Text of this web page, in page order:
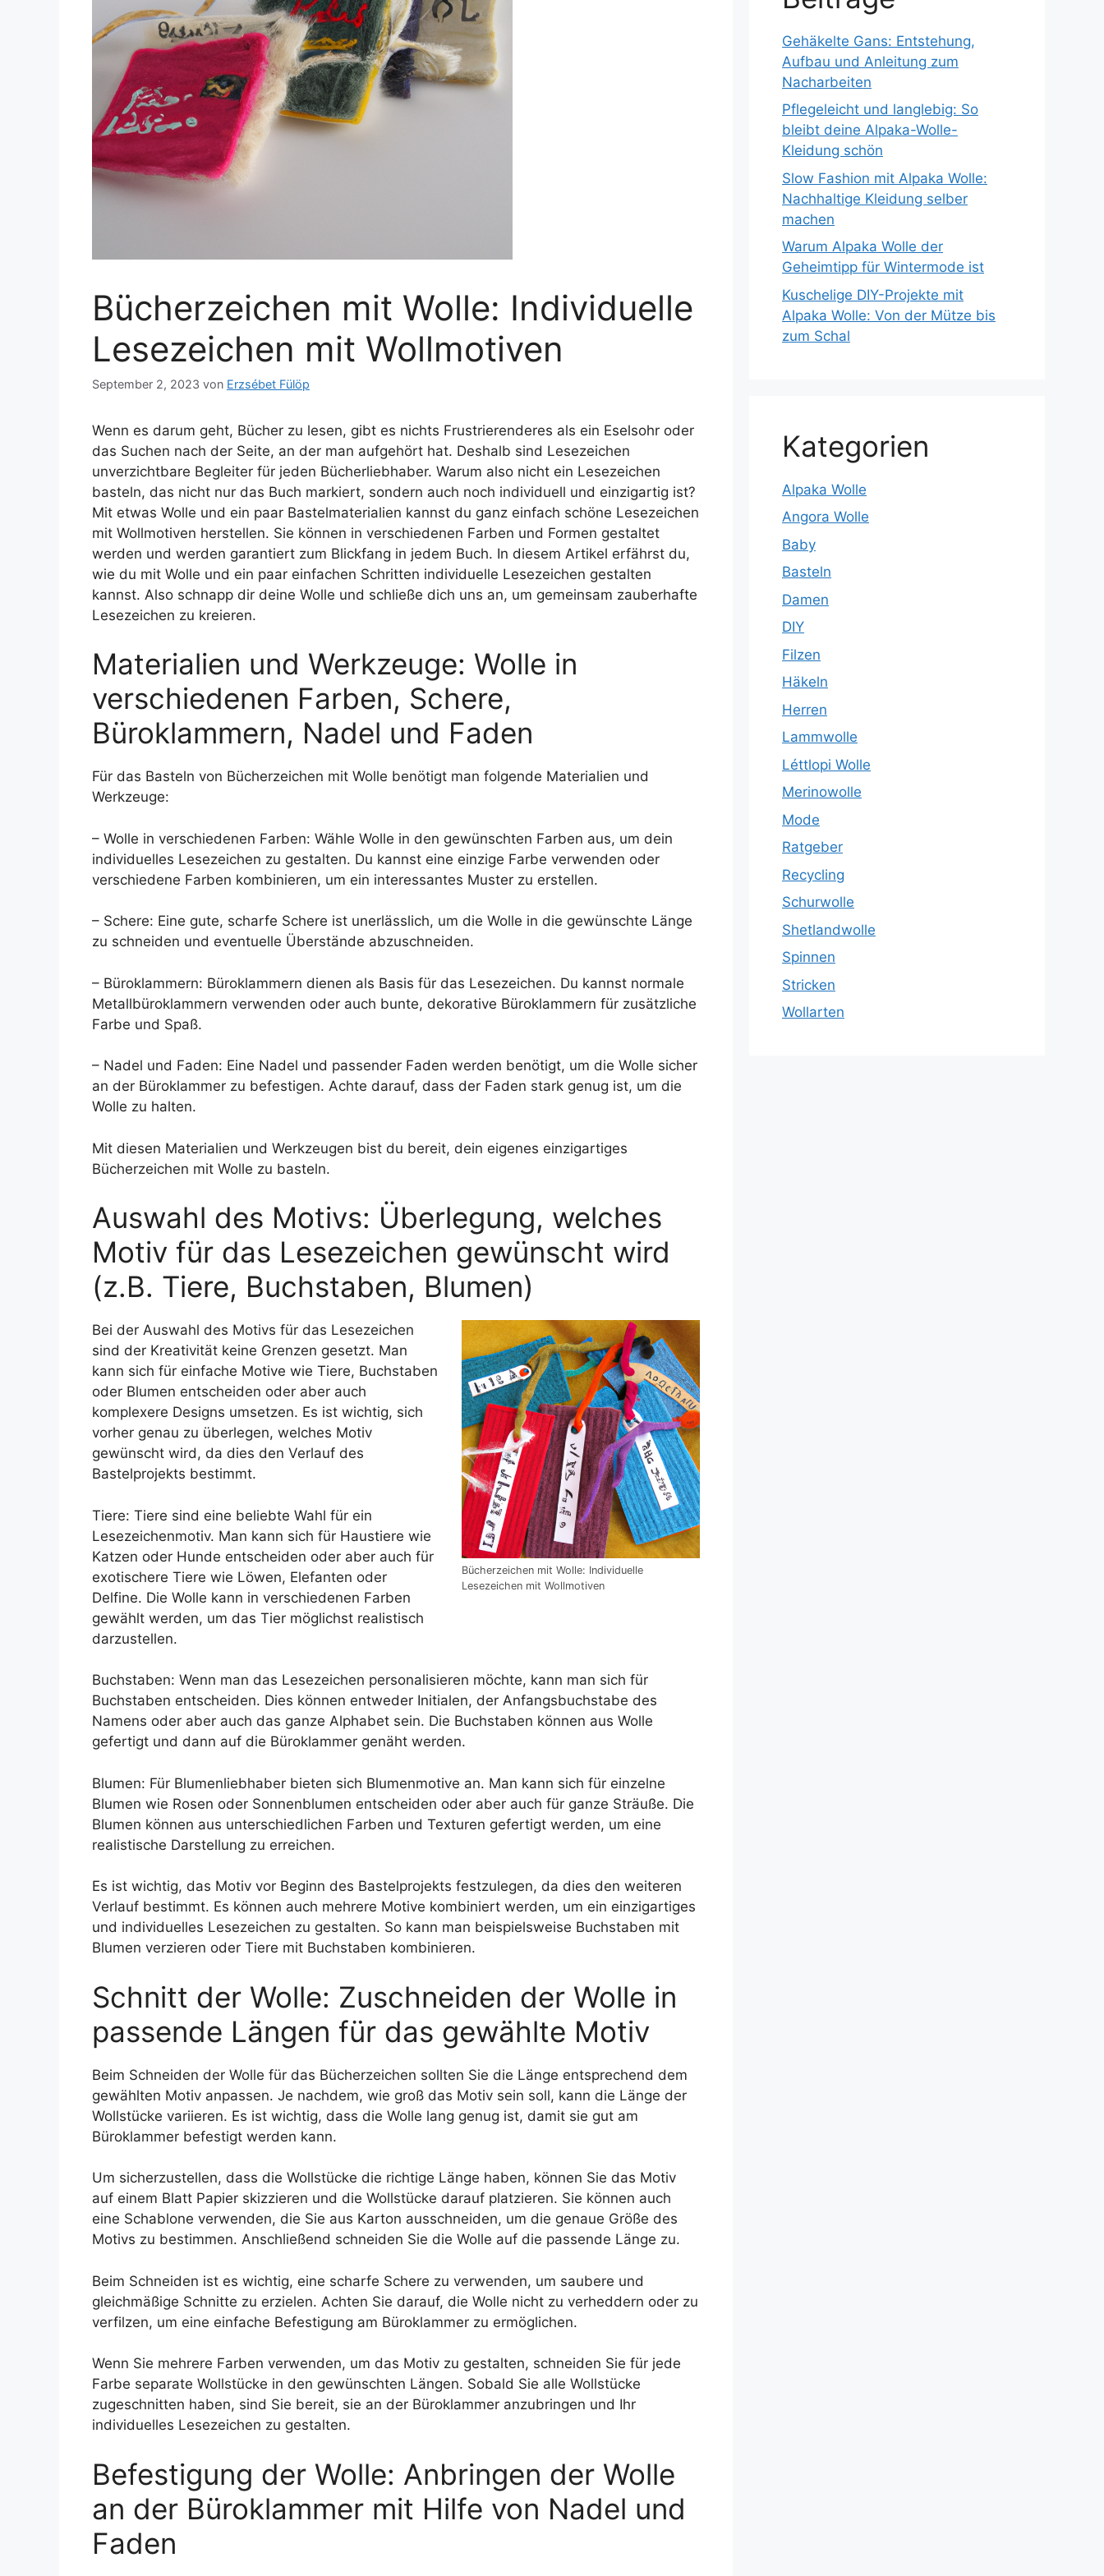
Bücherzeichen mit Wolle: Individuelle
Lesezeichen mit Wollmotiven
September 2, 2023 von Erzsébet Fülöp
Wenn es darum geht, Bücher zu lesen, gibt es nichts Frustrierenderes als ein Eselsohr oder
das Suchen nach der Seite, an der man aufgehört hat. Deshalb sind Lesezeichen
unverzichtbare Begleiter für jeden Bücherliebhaber. Warum also nicht ein Lesezeichen
basteln, das nicht nur das Buch markiert, sondern auch noch individuell und einzigartig ist?
Mit etwas Wolle und ein paar Bastelmaterialien kannst du ganz einfach schöne Lesezeichen
mit Wollmotiven herstellen. Sie können in verschiedenen Farben und Formen gestaltet
werden und werden garantiert zum Blickfang in jedem Buch. In diesem Artikel erfährst du,
wie du mit Wolle und ein paar einfachen Schritten individuelle Lesezeichen gestalten
kannst. Also schnapp dir deine Wolle und schließe dich uns an, um gemeinsam zauberhafte
Lesezeichen zu kreieren.
Materialien und Werkzeuge: Wolle in
verschiedenen Farben, Schere,
Büroklammern, Nadel und Faden
Für das Basteln von Bücherzeichen mit Wolle benötigt man folgende Materialien und
Werkzeuge:
– Wolle in verschiedenen Farben: Wähle Wolle in den gewünschten Farben aus, um dein
individuelles Lesezeichen zu gestalten. Du kannst eine einzige Farbe verwenden oder
verschiedene Farben kombinieren, um ein interessantes Muster zu erstellen.
– Schere: Eine gute, scharfe Schere ist unerlässlich, um die Wolle in die gewünschte Länge
zu schneiden und eventuelle Überstände abzuschneiden.
– Büroklammern: Büroklammern dienen als Basis für das Lesezeichen. Du kannst normale
Metallbüroklammern verwenden oder auch bunte, dekorative Büroklammern für zusätzliche
Farbe und Spaß.
– Nadel und Faden: Eine Nadel und passender Faden werden benötigt, um die Wolle sicher
an der Büroklammer zu befestigen. Achte darauf, dass der Faden stark genug ist, um die
Wolle zu halten.
Mit diesen Materialien und Werkzeugen bist du bereit, dein eigenes einzigartiges
Bücherzeichen mit Wolle zu basteln.
Auswahl des Motivs: Überlegung, welches
Motiv für das Lesezeichen gewünscht wird
(z.B. Tiere, Buchstaben, Blumen)
Bücherzeichen mit Wolle: Individuelle
Lesezeichen mit Wollmotiven
Bei der Auswahl des Motivs für das Lesezeichen
sind der Kreativität keine Grenzen gesetzt. Man
kann sich für einfache Motive wie Tiere, Buchstaben
oder Blumen entscheiden oder aber auch
komplexere Designs umsetzen. Es ist wichtig, sich
vorher genau zu überlegen, welches Motiv
gewünscht wird, da dies den Verlauf des
Bastelprojekts bestimmt.
Tiere: Tiere sind eine beliebte Wahl für ein
Lesezeichenmotiv. Man kann sich für Haustiere wie
Katzen oder Hunde entscheiden oder aber auch für
exotischere Tiere wie Löwen, Elefanten oder
Delfine. Die Wolle kann in verschiedenen Farben
gewählt werden, um das Tier möglichst realistisch
darzustellen.
Buchstaben: Wenn man das Lesezeichen personalisieren möchte, kann man sich für
Buchstaben entscheiden. Dies können entweder Initialen, der Anfangsbuchstabe des
Namens oder aber auch das ganze Alphabet sein. Die Buchstaben können aus Wolle
gefertigt und dann auf die Büroklammer genäht werden.
Blumen: Für Blumenliebhaber bieten sich Blumenmotive an. Man kann sich für einzelne
Blumen wie Rosen oder Sonnenblumen entscheiden oder aber auch für ganze Sträuße. Die
Blumen können aus unterschiedlichen Farben und Texturen gefertigt werden, um eine
realistische Darstellung zu erreichen.
Es ist wichtig, das Motiv vor Beginn des Bastelprojekts festzulegen, da dies den weiteren
Verlauf bestimmt. Es können auch mehrere Motive kombiniert werden, um ein einzigartiges
und individuelles Lesezeichen zu gestalten. So kann man beispielsweise Buchstaben mit
Blumen verzieren oder Tiere mit Buchstaben kombinieren.
Schnitt der Wolle: Zuschneiden der Wolle in
passende Längen für das gewählte Motiv
Beim Schneiden der Wolle für das Bücherzeichen sollten Sie die Länge entsprechend dem
gewählten Motiv anpassen. Je nachdem, wie groß das Motiv sein soll, kann die Länge der
Wollstücke variieren. Es ist wichtig, dass die Wolle lang genug ist, damit sie gut am
Büroklammer befestigt werden kann.
Um sicherzustellen, dass die Wollstücke die richtige Länge haben, können Sie das Motiv
auf einem Blatt Papier skizzieren und die Wollstücke darauf platzieren. Sie können auch
eine Schablone verwenden, die Sie aus Karton ausschneiden, um die genaue Größe des
Motivs zu bestimmen. Anschließend schneiden Sie die Wolle auf die passende Länge zu.
Beim Schneiden ist es wichtig, eine scharfe Schere zu verwenden, um saubere und
gleichmäßige Schnitte zu erzielen. Achten Sie darauf, die Wolle nicht zu verheddern oder zu
verfilzen, um eine einfache Befestigung am Büroklammer zu ermöglichen.
Wenn Sie mehrere Farben verwenden, um das Motiv zu gestalten, schneiden Sie für jede
Farbe separate Wollstücke in den gewünschten Längen. Sobald Sie alle Wollstücke
zugeschnitten haben, sind Sie bereit, sie an der Büroklammer anzubringen und Ihr
individuelles Lesezeichen zu gestalten.
Befestigung der Wolle: Anbringen der Wolle
an der Büroklammer mit Hilfe von Nadel und
Faden
Gehäkelte Gans: Entstehung,
Aufbau und Anleitung zum
Nacharbeiten
Pflegeleicht und langlebig: So
bleibt deine Alpaka-Wolle-
Kleidung schön
Slow Fashion mit Alpaka Wolle:
Nachhaltige Kleidung selber
machen
Warum Alpaka Wolle der
Geheimtipp für Wintermode ist
Kuschelige DIY-Projekte mit
Alpaka Wolle: Von der Mütze bis
zum Schal
Kategorien
Alpaka Wolle
Angora Wolle
Baby
Basteln
Damen
DIY
Filzen
Häkeln
Herren
Lammwolle
Léttlopi Wolle
Merinowolle
Mode
Ratgeber
Recycling
Schurwolle
Shetlandwolle
Spinnen
Stricken
Wollarten